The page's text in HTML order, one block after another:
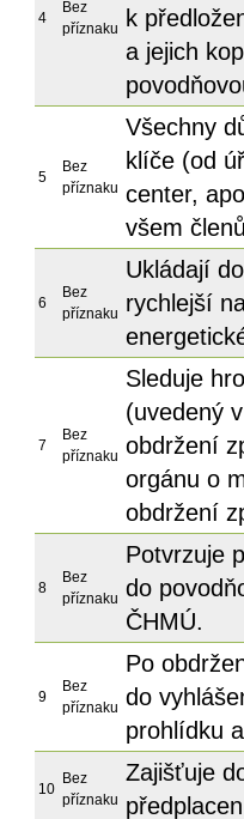
4
Bez
příznaku
k
a jejich
5
Bez
příznaku
Všechny
klíče (od
center,
všem
6
Bez
příznaku
Ukládají
rychlejší
7
Bez
příznaku
Sleduje
(uvedený
obdržení
orgánu o
obdržení
8
Bez
příznaku
Potvrzuje
do
ČHMÚ.
9
Bez
příznaku
Po
do
prohlídku
10
Bez
příznaku
Zajišťuje